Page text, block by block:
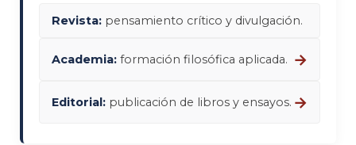
Revista: pensamiento crítico y divulgación.
Academia: formación filosófica aplicada. →
Editorial: publicación de libros y ensayos. →